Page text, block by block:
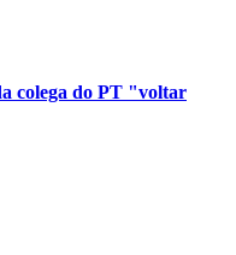
colega do PT "voltar